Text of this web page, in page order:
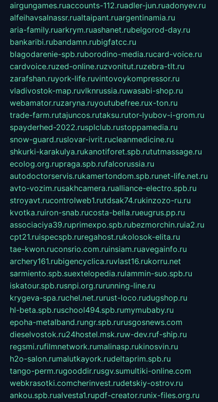
airgungames.ruaccounts-112.ruadler-jun.ruadonyev.ru
alfeihavsalnassr.rualtaipant.ruargentinamia.ru
aria-family.ruarkrym.ruashanet.rubelgorod-day.ru
bankaribi.rubandamn.rubigfatcc.ru
blagodarenie-spb.ruborodino-media.rucard-voice.ru
cardvoice.ruzed-online.ruzvonitut.ruzebra-tlt.ru
zarafshan.ruyork-life.ruvintovoykompressor.ru
vladivostok-map.ruvlknrussia.ruwasabi-shop.ru
webamator.ruzaryna.ruyoutubefree.rux-ton.ru
trade-farm.rutajuncos.rutaksu.rutor-lyubov-i-grom.ru
spayderhed-2022.rusplclub.rustoppamedia.ru
snow-guard.ruslovar-ivrit.rucleanmedicine.ru
shkurki-karakulya.rukanotiforet.spb.rututmassage.ru
ecolog.org.rupraga.spb.rufalcorussia.ru
autodoctorservis.rukamertondom.spb.runet-life.net.ru
avto-vozim.rusakhcamera.rualliance-electro.spb.ru
stroyavt.rucontrolweb1.rutdsak74.rukinzozo-ru.ru
kvotka.ruiron-snab.rucosta-bella.rueugrus.pp.ru
associaciya39.ruprimexpo.spb.rubezmorchin.ruia2.ru
cpt21.ruispecspb.ruregahost.rukolosok-elita.ru
tae-kwon.ruconsrio.com.ruinsiam.ruavegainfo.ru
archery161.rubigencyclica.ruvlast16.rukorru.net
sarmiento.spb.suextelopedia.rulammin-suo.spb.ru
iskatour.spb.rusnpi.org.rurunning-line.ru
krygeva-spa.ruchel.net.rurust-loco.rudugshop.ru
hl-beta.spb.ruschool494.spb.rumymubaby.ru
epoha-metalband.rungr.spb.rurusgosnews.com
dieselvostok.ru24hostel.msk.ruw-dev.ruf-ship.ru
regsmi.rufilmnetwork.rumalinasp.rukinosvin.ru
h2o-salon.rumalutkayork.rudeltaprim.spb.ru
tango-perm.rugooddir.rusgv.sumultiki-online.com
webkrasotki.comcherinvest.rudetskiy-ostrov.ru
ankou.spb.rualvesta1.rupdf-creator.runix-files.org.ru